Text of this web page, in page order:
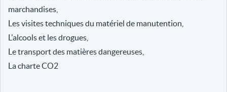
marchandises,
Les visites techniques du matériel de manutention,
L'alcools et les drogues,
Le transport des matières dangereuses,
La charte CO2